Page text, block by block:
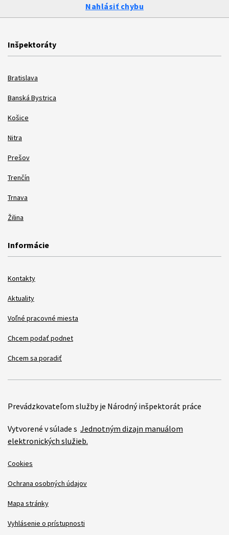
Nahlásiť chybu
Inšpektoráty
Bratislava
Banská Bystrica
Košice
Nitra
Prešov
Trenčín
Trnava
Žilina
Informácie
Kontakty
Aktuality
Voľné pracovné miesta
Chcem podať podnet
Chcem sa poradiť
Prevádzkovateľom služby je Národný inšpektorát práce
Vytvorené v súlade s Jednotným dizajn manuálom
elektronických služieb.
Cookies
Ochrana osobných údajov
Mapa stránky
Vyhlásenie o prístupnosti